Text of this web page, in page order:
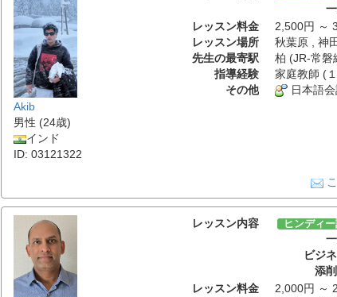
Akib
男性 (24歳)
インド
ID: 03121322
レッスン料金
2,500円 ～
レッスン場所
秋葉原 , 神田
先生の最寄駅
柏 (JR-常
指導経験
家庭教師 (
その他
日本語会
レッスン内容 ヒンディ
ビジ
添
レッスン料金
2,000円 ～